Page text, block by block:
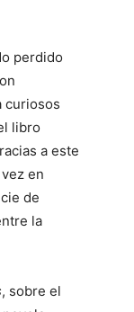
perdido
curiosos
libro
a este
en
de
la
, sobre el